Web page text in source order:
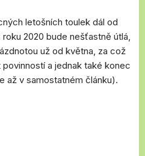
letošních toulek dál od
2020 bude nešťastně útlá,
už od května, za což
a jednak také konec
až v samostatném článku).